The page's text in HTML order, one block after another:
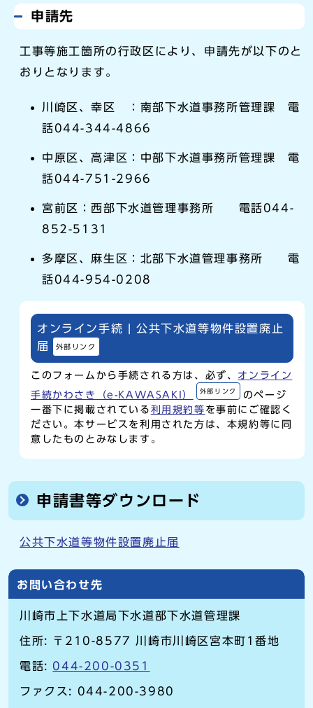
申請先
工事等施工箇所の行政区により、申請先が以下のと
おりとなります。
川崎区、幸区 ：南部下水道事務所管理課 電
話044-344-4866
中原区、高津区：中部下水道事務所管理課 電
話044-751-2966
宮前区：西部下水道管理事務所 電話044-
852-5131
多摩区、麻生区：北部下水道管理事務所 電
話044-954-0208
オンライン手続 | 公共下水道等物件設置廃止
届
外部リンク
このフォームから手続される方は、必ず、 オンライン
手続かわさき（e-KAWASAKI）
外部リンク
のページ
一番下に掲載されている 利用規約等 を事前にご確認く
ださい。本サービスを利用された方は、本規約等に同
意したものとみなします。
申請書等ダウンロード
公共下水道等物件設置廃止届
お問い合わせ先
川崎市上下水道局下水道部下水道管理課
住所: 〒210-8577 川崎市川崎区宮本町1番地
電話: 044-200-0351
ファクス: 044-200-3980